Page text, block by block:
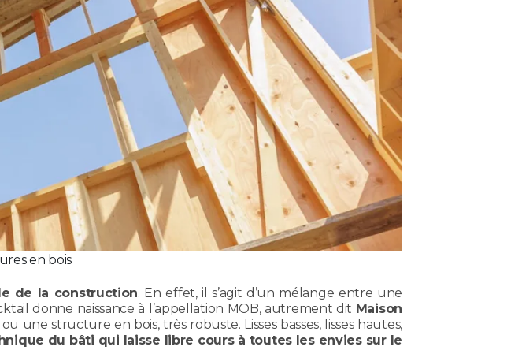
en bois
de la construction. En effet, il s’agit d’un mélange entre une
donne naissance à l’appellation MOB, autrement dit Maison
une structure en bois, très robuste. Lisses basses, lisses hautes,
du bâti qui laisse libre cours à toutes les envies sur le